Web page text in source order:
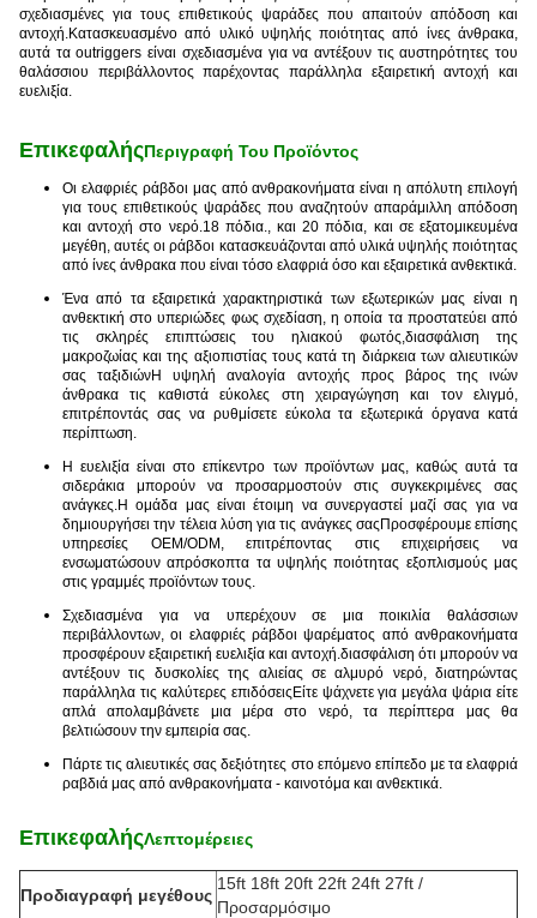
σχεδιασμένες για τους επιθετικούς ψαράδες που απαιτούν απόδοση και
αντοχή.Κατασκευασμένο από υλικό υψηλής ποιότητας από ίνες άνθρακα,
αυτά τα outriggers είναι σχεδιασμένα για να αντέξουν τις αυστηρότητες του
θαλάσσιου περιβάλλοντος παρέχοντας παράλληλα εξαιρετική αντοχή και
ευελιξία.
ΕπικεφαλήςΠεριγραφή Του Προϊόντος
Οι ελαφριές ράβδοι μας από ανθρακονήματα είναι η απόλυτη επιλογή
για τους επιθετικούς ψαράδες που αναζητούν απαράμιλλη απόδοση
και αντοχή στο νερό.18 πόδια., και 20 πόδια, και σε εξατομικευμένα
μεγέθη, αυτές οι ράβδοι κατασκευάζονται από υλικά υψηλής ποιότητας
από ίνες άνθρακα που είναι τόσο ελαφριά όσο και εξαιρετικά ανθεκτικά.
Ένα από τα εξαιρετικά χαρακτηριστικά των εξωτερικών μας είναι η
ανθεκτική στο υπεριώδες φως σχεδίαση, η οποία τα προστατεύει από
τις σκληρές επιπτώσεις του ηλιακού φωτός,διασφάλιση της
μακροζωίας και της αξιοπιστίας τους κατά τη διάρκεια των αλιευτικών
σας ταξιδιώνΗ υψηλή αναλογία αντοχής προς βάρος της ινών
άνθρακα τις καθιστά εύκολες στη χειραγώγηση και τον ελιγμό,
επιτρέποντάς σας να ρυθμίσετε εύκολα τα εξωτερικά όργανα κατά
περίπτωση.
Η ευελιξία είναι στο επίκεντρο των προϊόντων μας, καθώς αυτά τα
σιδεράκια μπορούν να προσαρμοστούν στις συγκεκριμένες σας
ανάγκες.Η ομάδα μας είναι έτοιμη να συνεργαστεί μαζί σας για να
δημιουργήσει την τέλεια λύση για τις ανάγκες σαςΠροσφέρουμε επίσης
υπηρεσίες OEM/ODM, επιτρέποντας στις επιχειρήσεις να
ενσωματώσουν απρόσκοπτα τα υψηλής ποιότητας εξοπλισμούς μας
στις γραμμές προϊόντων τους.
Σχεδιασμένα για να υπερέχουν σε μια ποικιλία θαλάσσιων
περιβάλλοντων, οι ελαφριές ράβδοι ψαρέματος από ανθρακονήματα
προσφέρουν εξαιρετική ευελιξία και αντοχή.διασφάλιση ότι μπορούν να
αντέξουν τις δυσκολίες της αλιείας σε αλμυρό νερό, διατηρώντας
παράλληλα τις καλύτερες επιδόσειςΕίτε ψάχνετε για μεγάλα ψάρια είτε
απλά απολαμβάνετε μια μέρα στο νερό, τα περίπτερα μας θα
βελτιώσουν την εμπειρία σας.
Πάρτε τις αλιευτικές σας δεξιότητες στο επόμενο επίπεδο με τα ελαφριά
ραβδιά μας από ανθρακονήματα - καινοτόμα και ανθεκτικά.
ΕπικεφαλήςΛεπτομέρειες
Προδιαγραφή μεγέθους
15ft 18ft 20ft 22ft 24ft 27ft /
Προσαρμόσιμο